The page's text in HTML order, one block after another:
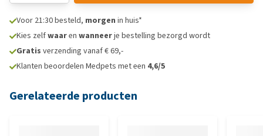
Voor 21:30 besteld, morgen in huis*
Kies zelfwaaren wanneerje bestelling bezorgd wordt
Gratis verzending vanaf € 69,-
Klanten beoordelen Medpets met een 4,6/5
Gerelateerde producten